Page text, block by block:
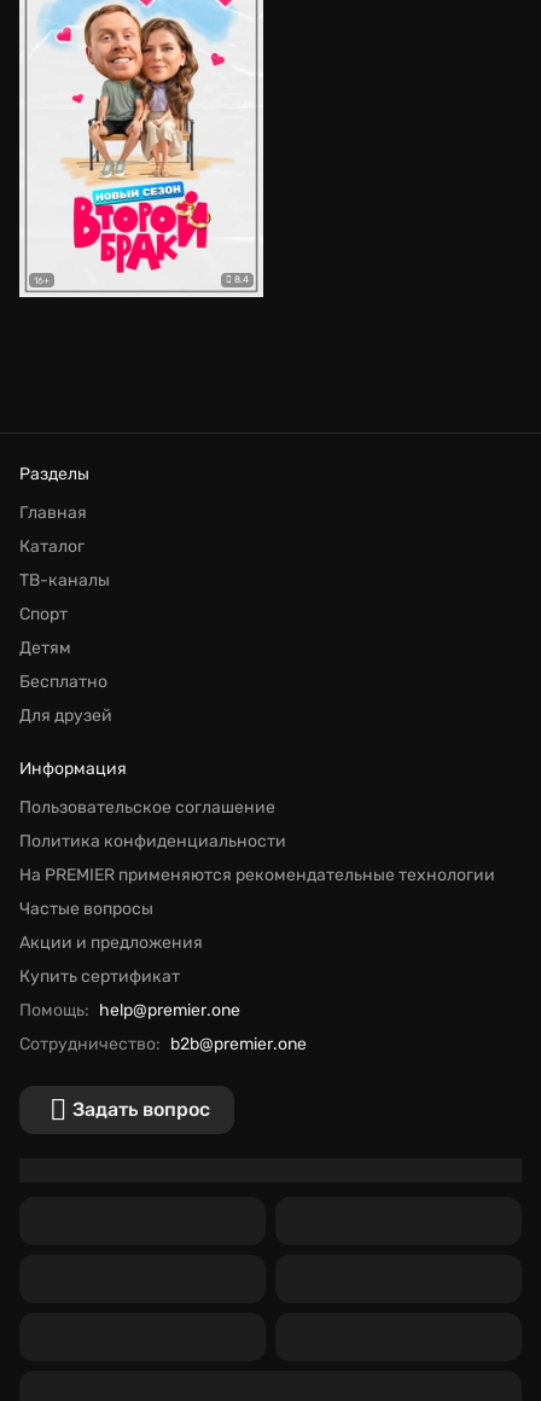
16+ 8.4
Разделы
Главная
Каталог
ТВ-каналы
Спорт
Детям
Бесплатно
Для друзей
Информация
Пользовательское соглашение
Политика конфиденциальности
На PREMIER применяются рекомендательные технологии
Частые вопросы
Акции и предложения
Купить сертификат
Помощь: help@premier.one
Сотрудничество: b2b@premier.one
Задать вопрос